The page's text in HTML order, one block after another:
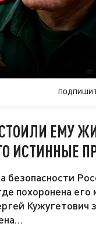
ЕМУ
ИСТИННЫЕ
безопасности
похоронена его
Кужугетович